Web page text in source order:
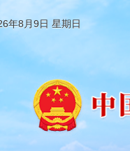
年8月9日 星期日